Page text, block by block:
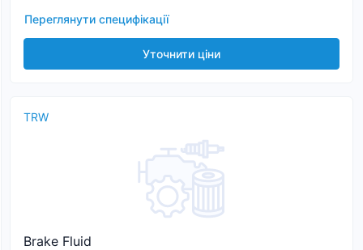
Переглянути специфікації
Уточнити ціни
TRW
Brake Fluid